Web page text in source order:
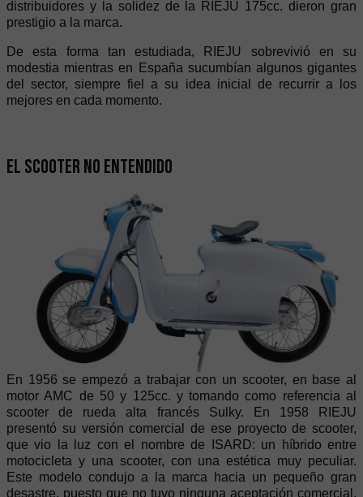
distribuidores y la solidez de la RIEJU 175cc. dieron gran
prestigio a la marca.
De esta forma tan estudiada, RIEJU sobrevivió en su
modestia mientras en España sucumbían algunos gigantes
del sector, siempre fiel a su idea inicial de recurrir a los
mejores en cada momento.
El scooter no entendido
En 1956 se empezó a trabajar con un scooter, en base al
motor AMC de 50 y 125cc. y tomando como referencia al
scooter de rueda alta francés Sulky. En 1958 RIEJU
presentó su versión comercial de ese proyecto de scooter,
que vio la luz con el nombre de ISARD: un híbrido entre
motocicleta y una scooter, con una estética muy peculiar.
Este modelo condujo a la marca hacia un pequeño gran
desastre, puesto que no tuvo ninguna aceptación comercial.